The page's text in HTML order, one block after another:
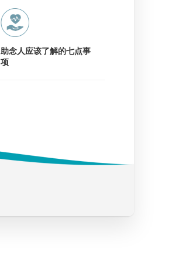
助念人应该了解的七点事
项